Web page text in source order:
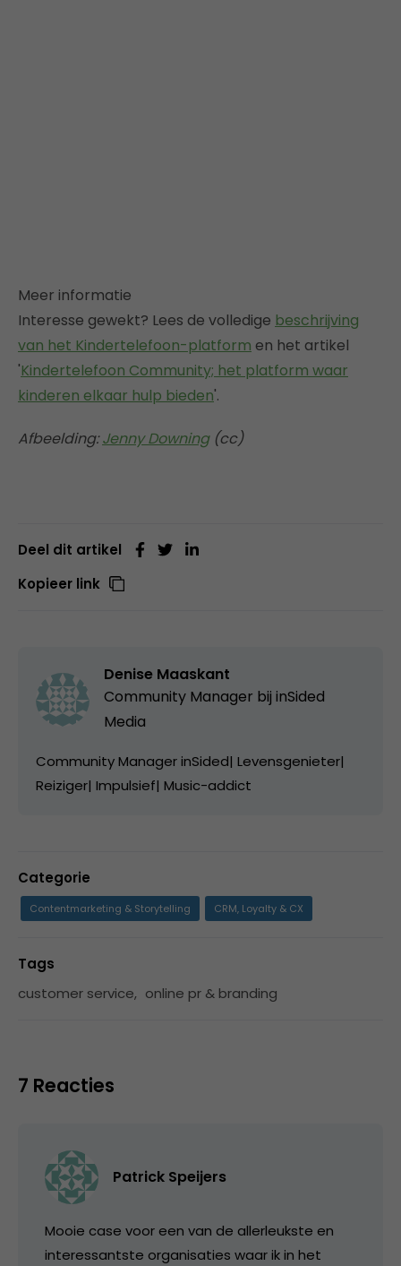
Meer informatie
Interesse gewekt? Lees de volledige beschrijving
van het Kindertelefoon-platform en het artikel
'Kindertelefoon Community; het platform waar
kinderen elkaar hulp bieden'.
Afbeelding:Jenny Downing(cc)
Deel dit artikel
Kopieer link
Denise Maaskant
Community Manager bij inSided
Media
Community Manager inSided| Levensgenieter|
Reiziger| Impulsief| Music-addict
Categorie
Contentmarketing & Storytelling CRM, Loyalty & CX
Tags
customer service, online pr & branding
7 Reacties
Patrick Speijers
Mooie case voor een van de allerleukste en
interessantste organisaties waar ik in het